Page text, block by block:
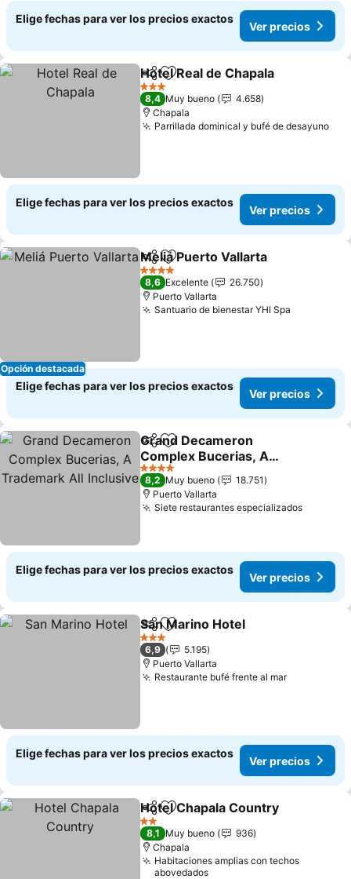
Elige fechas para ver los precios exactos
Ver precios
CompartirAgregar a favoritos
Hotel Real de Chapala
3 Estrellas
8,4 Muy bueno
4.658
Chapala
Parrillada dominical y bufé de desayuno
Elige fechas para ver los precios exactos
Ver precios
Opción destacada
CompartirAgregar a favoritos
Meliá Puerto Vallarta
4 Estrellas
8,6 Excelente
26.750
Puerto Vallarta
Santuario de bienestar YHI Spa
Elige fechas para ver los precios exactos
Ver precios
CompartirAgregar a favoritos
Grand Decameron
Complex Bucerias, A
Trademark All Inclusive
4 Estrellas
8,2 Muy bueno
18.751
Puerto Vallarta
Siete restaurantes especializados
Elige fechas para ver los precios exactos
Ver precios
CompartirAgregar a favoritos
San Marino Hotel
3 Estrellas
6,9
5.195
Puerto Vallarta
Restaurante bufé frente al mar
Elige fechas para ver los precios exactos
Ver precios
CompartirAgregar a favoritos
Hotel Chapala Country
2 Estrellas
8,1 Muy bueno
936
Chapala
Habitaciones amplias con techos
abovedados